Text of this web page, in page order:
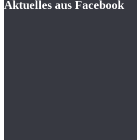
Aktuelles aus Facebook